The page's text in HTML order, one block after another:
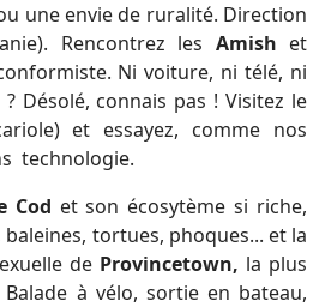
une envie de ruralité. Direction
Rencontrez les Amish et
Ni voiture, ni télé, ni
Désolé, connais pas ! Visitez le
et essayez, comme nos
technologie.
Cod et son écosytème si riche,
tortues, phoques... et la
de Provincetown, la plus
Balade à vélo, sortie en bateau,